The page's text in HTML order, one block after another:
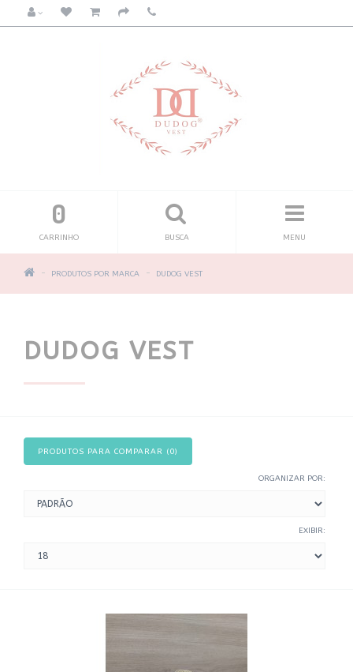
MENU
BUSCA
0
CARRINHO
PRODUTOS POR MARCA DUDOG VEST
DUDOG VEST
PRODUTOS PARA COMPARAR (0)
ORGANIZAR POR:
EXIBIR: